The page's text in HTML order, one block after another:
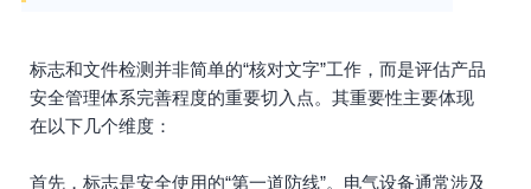
标志和文件检测并非简单的“核对文字”工作，而是评估产品
安全管理体系完善程度的重要切入点。其重要性主要体现
在以下几个维度：
首先，标志是安全使用的“第一道防线”。电气设备通常涉及